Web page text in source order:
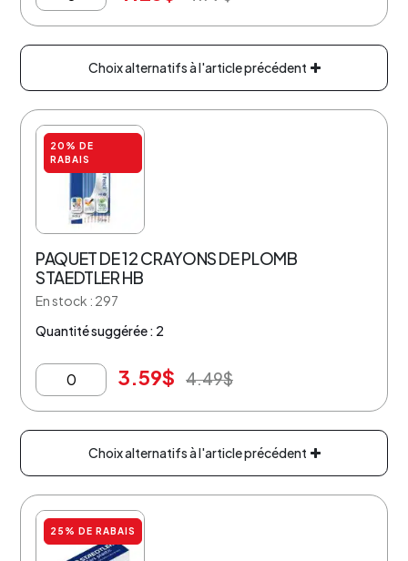
Choix alternatifs à l'article précédent
20% DE
RABAIS
PAQUET DE 12 CRAYONS DE PLOMB
STAEDTLER HB
En stock : 297
Quantité suggérée : 2
3.59$ 4.49$
Choix alternatifs à l'article précédent
25% DE RABAIS